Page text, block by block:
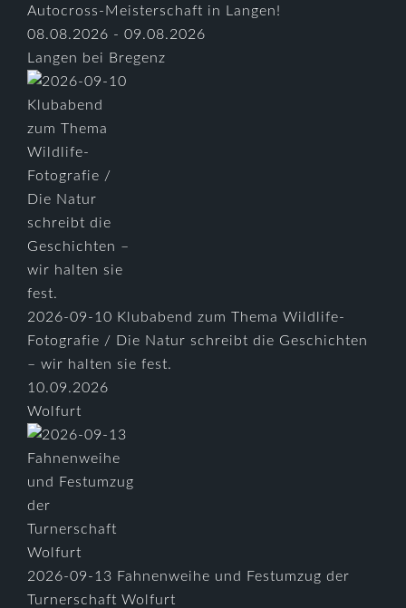
Autocross-Meisterschaft in Langen!
08.08.2026 - 09.08.2026
Langen bei Bregenz
2026-09-10 Klubabend zum Thema Wildlife-
Fotografie / Die Natur schreibt die Geschichten
– wir halten sie fest.
10.09.2026
Wolfurt
2026-09-13 Fahnenweihe und Festumzug der
Turnerschaft Wolfurt